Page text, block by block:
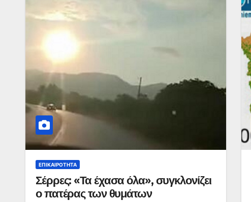
ΕΠΙΚΑΙΡΌΤΗΤΑ
Σέρρες: «Τα έχασα όλα», συγκλονίζει
ο πατέρας των θυμάτων